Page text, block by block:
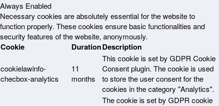
Always Enabled
Necessary cookies are absolutely essential for the website to
function properly. These cookies ensure basic functionalities and
security features of the website, anonymously.
Cookie DurationDescription
cookielawinfo-
checbox-analytics
11
months
This cookie is set by GDPR Cookie
Consent plugin. The cookie is used
to store the user consent for the
cookies in the category "Analytics".
The cookie is set by GDPR cookie